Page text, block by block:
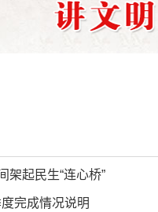
架起民生“连心桥”
完成情况说明